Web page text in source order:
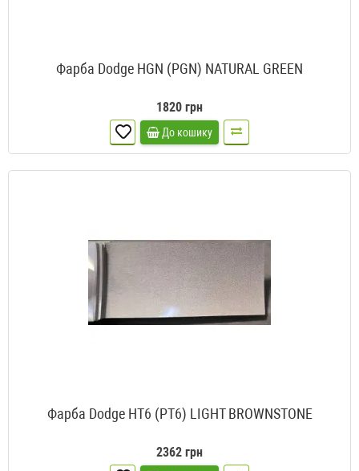
Фарба Dodge HGN (PGN) NATURAL GREEN
1820 грн
До кошику
Фарба Dodge HT6 (PT6) LIGHT BROWNSTONE
2362 грн